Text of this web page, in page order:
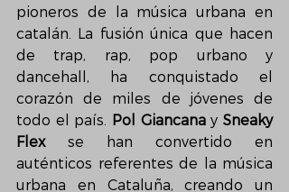
pioneros de la música urbana en
catalán. La fusión única que hacen
de trap, rap, pop urbano y
dancehall, ha conquistado el
corazón de miles de jóvenes de
todo el país. Pol Giancana y Sneaky
Flex se han convertido en
auténticos referentes de la música
urbana en Cataluña, creando un